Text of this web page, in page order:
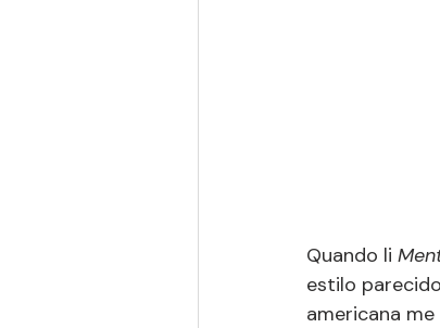
Quando li
estilo
americana